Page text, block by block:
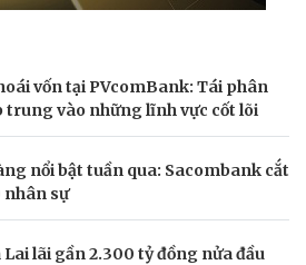
vốn tại PVcomBank: Tái phân
trung vào những lĩnh vực cốt lõi
nổi bật tuần qua: Sacombank cắt
nhân sự
lãi gần 2.300 tỷ đồng nửa đầu